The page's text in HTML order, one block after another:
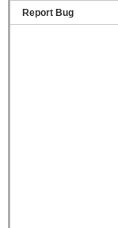
Report Bug